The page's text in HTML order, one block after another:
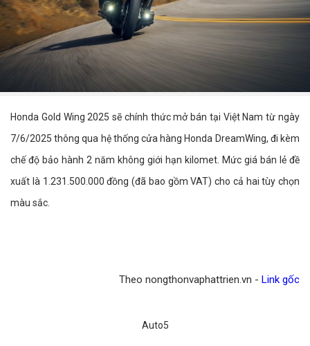
Honda Gold Wing 2025 sẽ chính thức mở bán tại Việt Nam từ ngày
7/6/2025 thông qua hệ thống cửa hàng Honda DreamWing, đi kèm
chế độ bảo hành 2 năm không giới hạn kilomet. Mức giá bán lẻ đề
xuất là 1.231.500.000 đồng (đã bao gồm VAT) cho cả hai tùy chọn
màu sắc.
Theo nongthonvaphattrien.vn - Link gốc
Auto5